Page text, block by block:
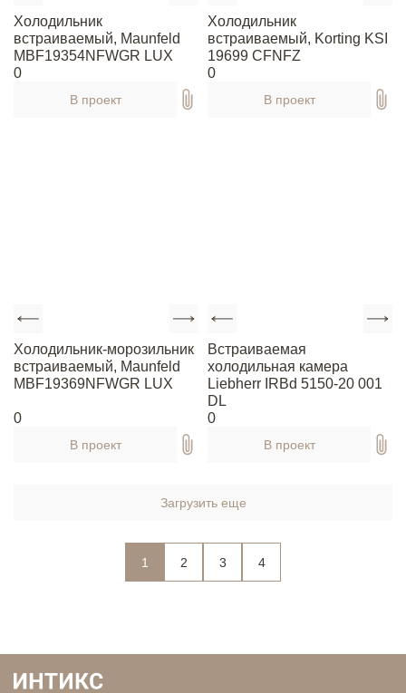
Холодильник
встраиваемый, Maunfeld
MBF19354NFWGR LUX
0
В проект
Холодильник
встраиваемый, Korting KSI
19699 CFNFZ
0
В проект
Холодильник-морозильник
встраиваемый, Maunfeld
MBF19369NFWGR LUX
0
В проект
Встраиваемая
холодильная камера
Liebherr IRBd 5150-20 001
DL
0
В проект
Загрузить еще
1 2 3 4